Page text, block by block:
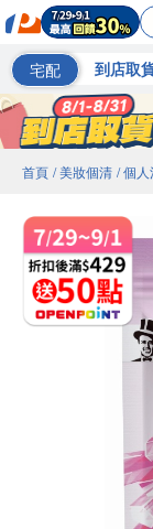
宅配 到店取
首頁 / 美妝個清 / 個